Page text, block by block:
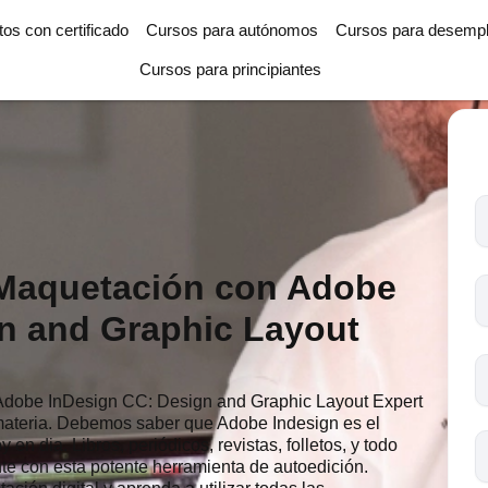
con certificado Cursos para autónomos Cursos para
Cursos para principiantes
con Adobe
and Graphic Layout
InDesign CC: Design and Graphic Layout Expert
Debemos saber que Adobe Indesign es el
en dia. Libros, periódicos, revistas, folletos, y todo
con esta potente herramienta de autoedición.